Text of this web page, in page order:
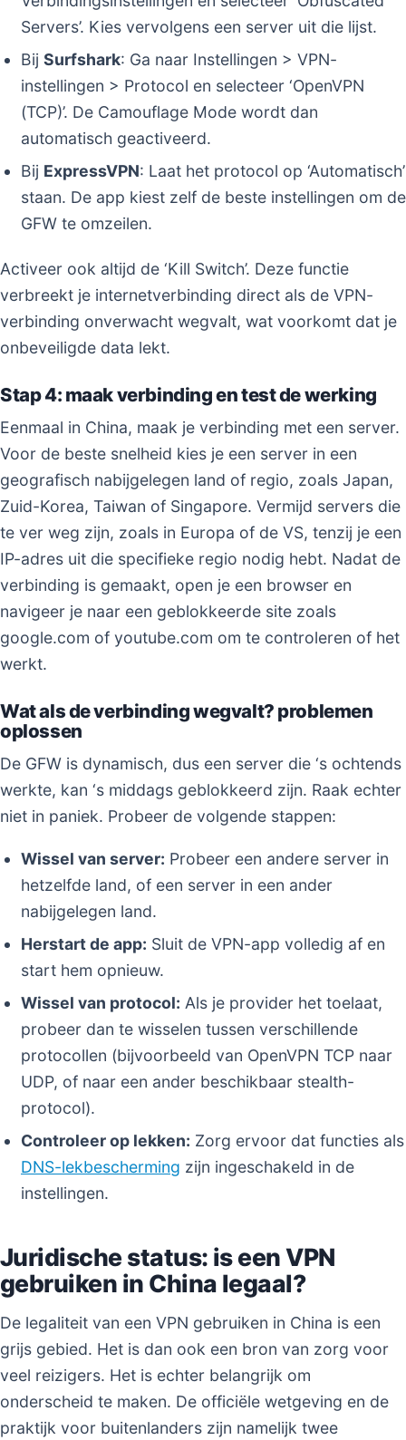
Servers’. Kies vervolgens een server uit die lijst.
Bij Surfshark: Ga naar Instellingen > VPN-
instellingen > Protocol en selecteer ‘OpenVPN
(TCP)’. De Camouflage Mode wordt dan
automatisch geactiveerd.
Bij ExpressVPN: Laat het protocol op ‘Automatisch’
staan. De app kiest zelf de beste instellingen om de
GFW te omzeilen.
Activeer ook altijd de ‘Kill Switch’. Deze functie
verbreekt je internetverbinding direct als de VPN-
verbinding onverwacht wegvalt, wat voorkomt dat je
onbeveiligde data lekt.
Stap 4: maak verbinding en test de werking
Eenmaal in China, maak je verbinding met een server.
Voor de beste snelheid kies je een server in een
geografisch nabijgelegen land of regio, zoals Japan,
Zuid-Korea, Taiwan of Singapore. Vermijd servers die
te ver weg zijn, zoals in Europa of de VS, tenzij je een
IP-adres uit die specifieke regio nodig hebt. Nadat de
verbinding is gemaakt, open je een browser en
navigeer je naar een geblokkeerde site zoals
google.com of youtube.com om te controleren of het
werkt.
Wat als de verbinding wegvalt? problemen
oplossen
De GFW is dynamisch, dus een server die ‘s ochtends
werkte, kan ‘s middags geblokkeerd zijn. Raak echter
niet in paniek. Probeer de volgende stappen:
Wissel van server: Probeer een andere server in
hetzelfde land, of een server in een ander
nabijgelegen land.
Herstart de app: Sluit de VPN-app volledig af en
start hem opnieuw.
Wissel van protocol: Als je provider het toelaat,
probeer dan te wisselen tussen verschillende
protocollen (bijvoorbeeld van OpenVPN TCP naar
UDP, of naar een ander beschikbaar stealth-
protocol).
Controleer op lekken: Zorg ervoor dat functies als
DNS-lekbescherming zijn ingeschakeld in de
instellingen.
Juridische status: is een VPN
gebruiken in China legaal?
De legaliteit van een VPN gebruiken in China is een
grijs gebied. Het is dan ook een bron van zorg voor
veel reizigers. Het is echter belangrijk om
onderscheid te maken. De officiële wetgeving en de
praktijk voor buitenlanders zijn namelijk twee